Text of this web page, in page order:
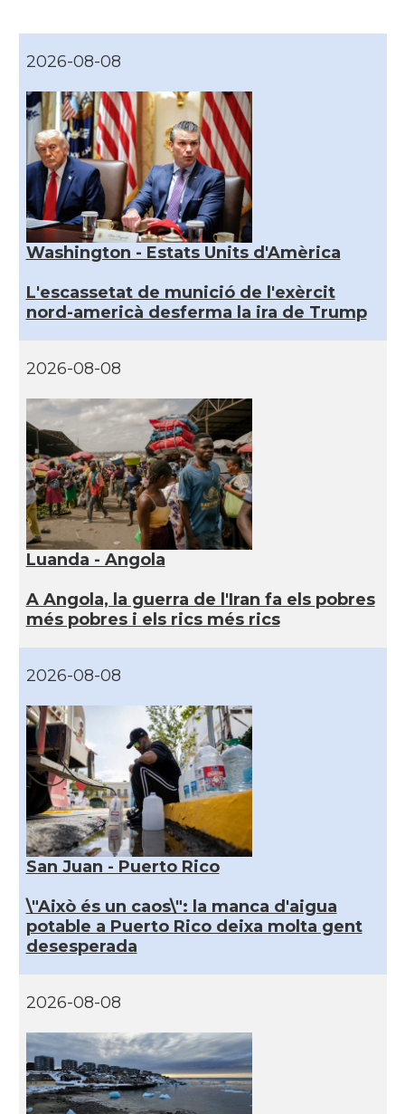
2026-08-08
Washington - Estats Units d'Amèrica
L'escassetat de munició de l'exèrcit
nord-americà desferma la ira de Trump
2026-08-08
Luanda - Angola
A Angola, la guerra de l'Iran fa els pobres
més pobres i els rics més rics
2026-08-08
San Juan - Puerto Rico
\"Això és un caos\": la manca d'aigua
potable a Puerto Rico deixa molta gent
desesperada
2026-08-08